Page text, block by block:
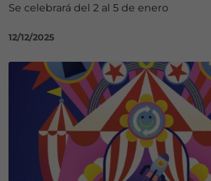
Se celebrará del 2 al 5 de enero
12/12/2025